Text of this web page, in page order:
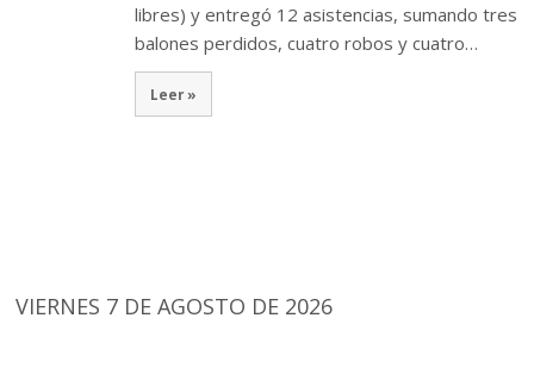
libres) y entregó 12 asistencias, sumando tres
balones perdidos, cuatro robos y cuatro…
Leer »
VIERNES 7 DE AGOSTO DE 2026